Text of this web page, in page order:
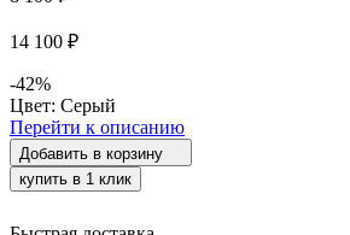
14 100 ₽
-42%
Цвет: Серый
Перейти к описанию
Добавить в корзину
купить в 1 клик